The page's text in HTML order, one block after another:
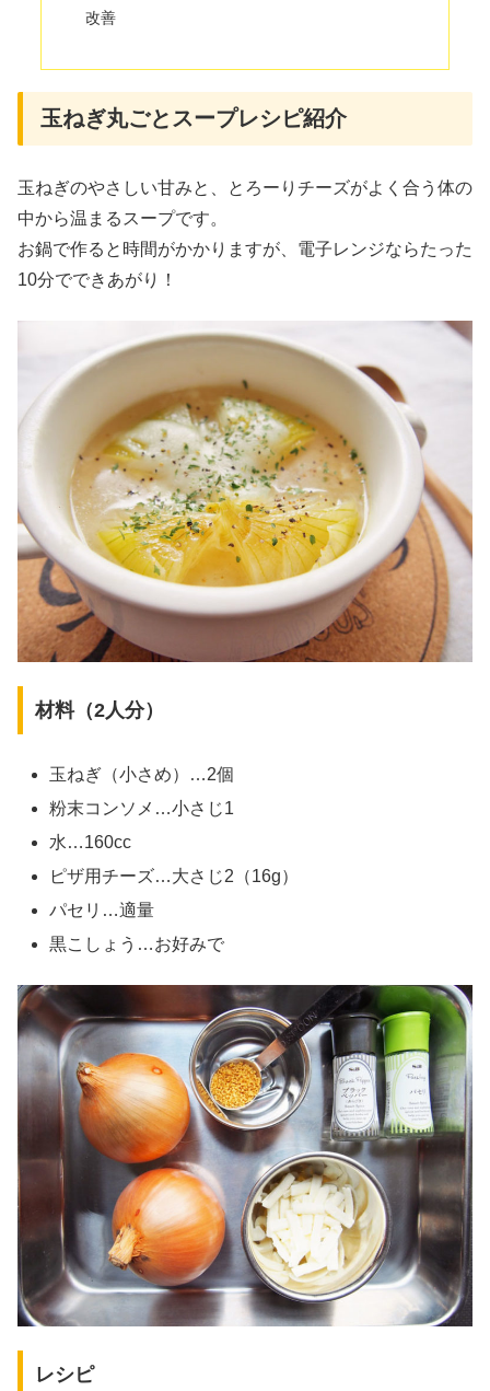
改善
玉ねぎ丸ごとスープレシピ紹介
玉ねぎのやさしい甘みと、とろーりチーズがよく合う体の
中から温まるスープです。
お鍋で作ると時間がかかりますが、電子レンジならたった
10分でできあがり！
材料（2人分）
玉ねぎ（小さめ）…2個
粉末コンソメ…小さじ1
水…160cc
ピザ用チーズ…大さじ2（16g）
パセリ…適量
黒こしょう…お好みで
レシピ